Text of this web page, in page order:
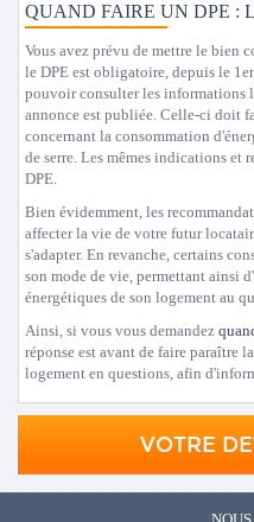
QUAND FAIRE UN DPE :
Vous avez prévu de mettre le bien
le DPE est obligatoire, depuis le
pouvoir consulter les informations
annonce est publiée. Celle-ci doit
concernant la consommation
de serre. Les mêmes indications et
DPE.
Bien évidemment, les
affecter la vie de votre futur
s'adapter. En revanche, certains
son mode de vie, permettant ainsi
énergétiques de son logement au
Ainsi, si vous vous demandez
réponse est avant de faire paraître
logement en questions, afin
VOTRE